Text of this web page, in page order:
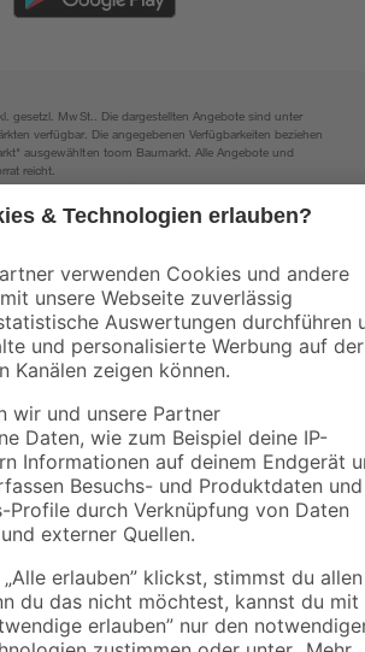
gesetzl. MwSt.. Die dargestellten Angebote sind unter
verfügbar. Die angegebenen Verfügbarkeiten beziehen
ausgewählten toom Baumarkt. Alle Angebote und
reicht.
gilt nicht für Artikel mit Speditionsversand, hier
an.
Impressum
AGB
Widerrufsrecht
Vertrag widerrufen
GmbH